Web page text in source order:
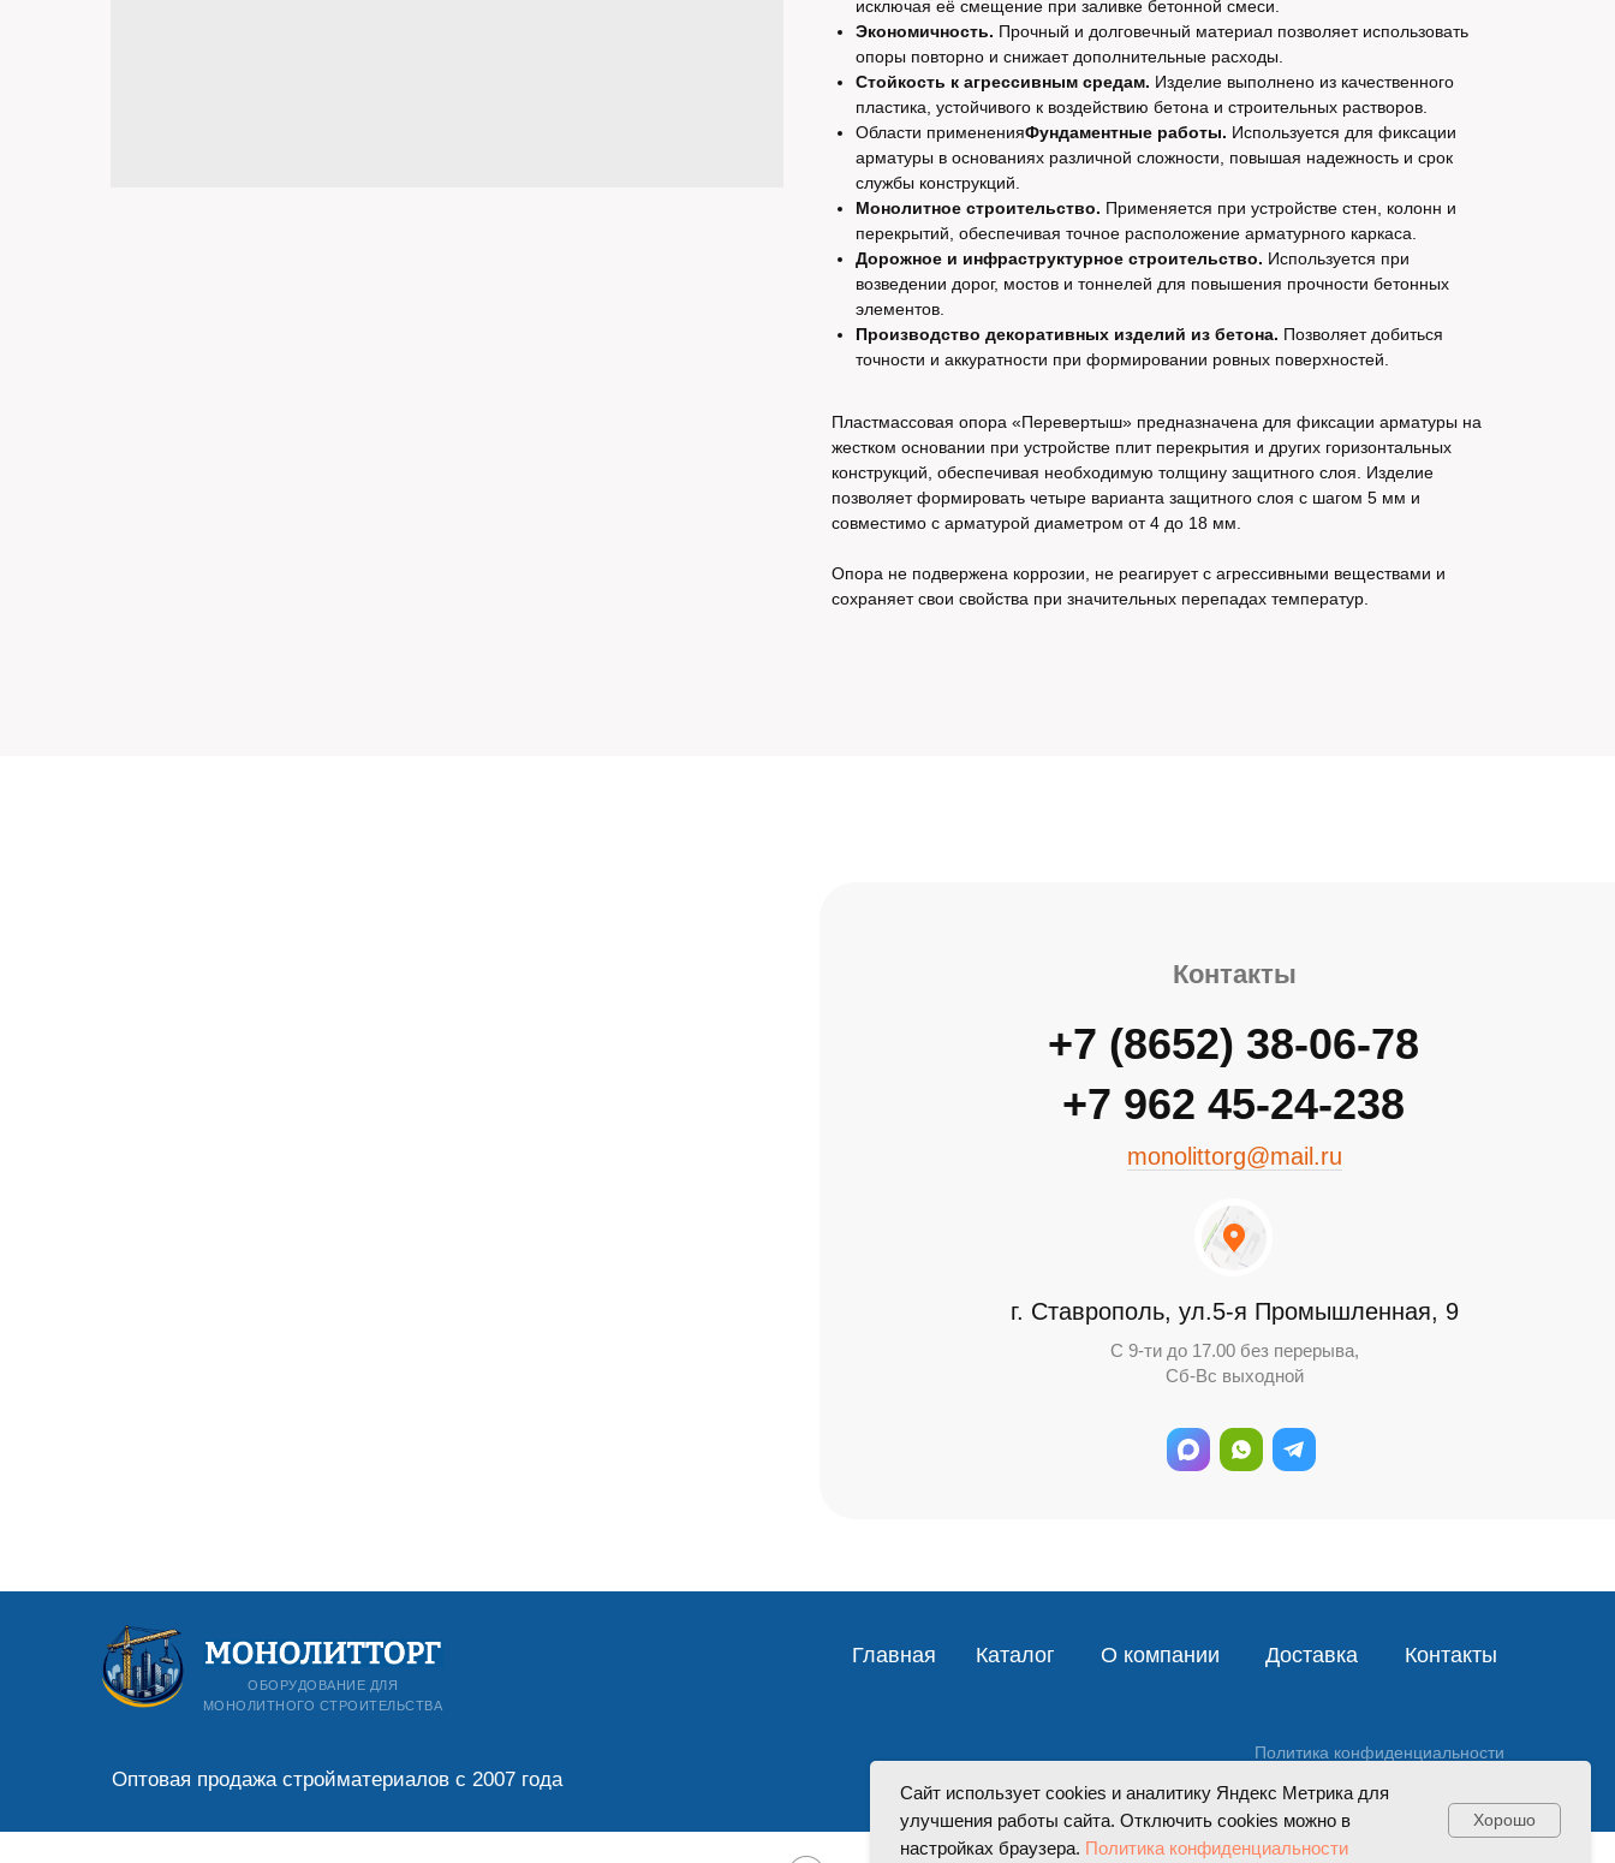
исключая её смещение при заливке бетонной смеси.
Экономичность. Прочный и долговечный материал позволяет использовать
опоры повторно и снижает дополнительные расходы.
Стойкость к агрессивным средам. Изделие выполнено из качественного
пластика, устойчивого к воздействию бетона и строительных растворов.
Области примененияФундаментные работы. Используется для фиксации
арматуры в основаниях различной сложности, повышая надежность и срок
службы конструкций.
Монолитное строительство. Применяется при устройстве стен, колонн и
перекрытий, обеспечивая точное расположение арматурного каркаса.
Дорожное и инфраструктурное строительство. Используется при
возведении дорог, мостов и тоннелей для повышения прочности бетонных
элементов.
Производство декоративных изделий из бетона. Позволяет добиться
точности и аккуратности при формировании ровных поверхностей.
Пластмассовая опора «Перевертыш» предназначена для фиксации арматуры на
жестком основании при устройстве плит перекрытия и других горизонтальных
конструкций, обеспечивая необходимую толщину защитного слоя. Изделие
позволяет формировать четыре варианта защитного слоя с шагом 5 мм и
совместимо с арматурой диаметром от 4 до 18 мм.
Опора не подвержена коррозии, не реагирует с агрессивными веществами и
сохраняет свои свойства при значительных перепадах температур.
+7 (8652) 38-06-78
+7 962 45-24-238
monolittorg@mail.ru
г. Ставрополь, ул.5-я Промышленная, 9
Контакты
С 9-ти до 17.00 без перерыва,
Сб-Вс выходной
Главная Каталог О компании Доставка Контакты
Политика конфиденциальности
Оптовая продажа стройматериалов с 2007 года
ОБОРУДОВАНИЕ ДЛЯ
МОНОЛИТНОГО СТРОИТЕЛЬСТВА
Сайт использует cookies и аналитику Яндекс Метрика для
улучшения работы сайта. Отключить cookies можно в
настройках браузера. Политика конфиденциальности
Хорошо